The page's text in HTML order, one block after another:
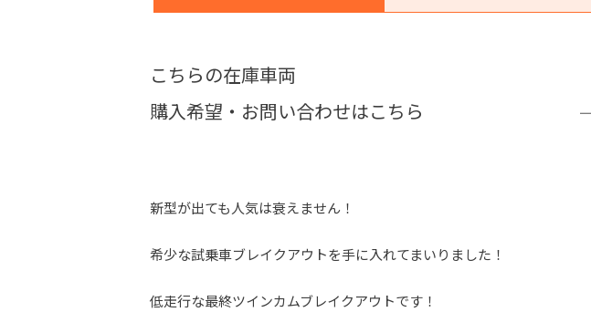
こちらの在庫車両
購入希望・お問い合わせはこちら
新型が出ても人気は衰えません！
希少な試乗車ブレイクアウトを手に入れてまいりました！
低走行な最終ツインカムブレイクアウトです！